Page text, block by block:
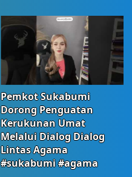
Pemkot Sukabumi
Dorong Penguatan
Kerukunan Umat
Melalui Dialog Dialog
Lintas Agama
#sukabumi #agama